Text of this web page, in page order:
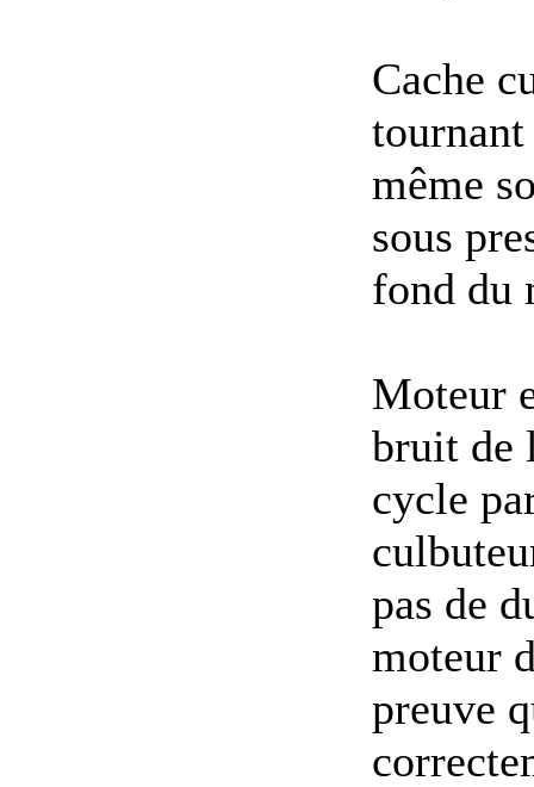
Cache
même
sous
fond du
Moteur
bruit de
cycle
pas de
moteur
preuve